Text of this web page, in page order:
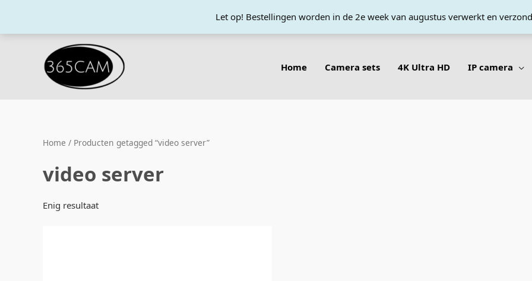
Let op! Bestellingen worden in de 2e week van augustus verwerkt en
Home
Camera sets 4K Ultra HD IP camera
Home / Producten getagged “video server”
video server
Enig resultaat